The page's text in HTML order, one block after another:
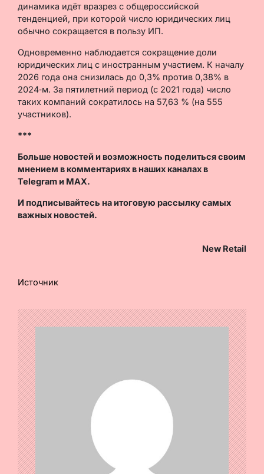
динамика идёт вразрез с общероссийской
тенденцией, при которой число юридических лиц
обычно сокращается в пользу ИП.
Одновременно наблюдается сокращение доли
юридических лиц с иностранным участием. К началу
2026 года она снизилась до 0,3% против 0,38% в
2024‑м. За пятилетний период (с 2021 года) число
таких компаний сократилось на 57,63 % (на 555
участников).
***
Больше новостей и возможность поделиться своим
мнением в комментариях в наших каналах в
Telegram и MAX.
И подписывайтесь на итоговую рассылку самых
важных новостей.
New Retail
Источник